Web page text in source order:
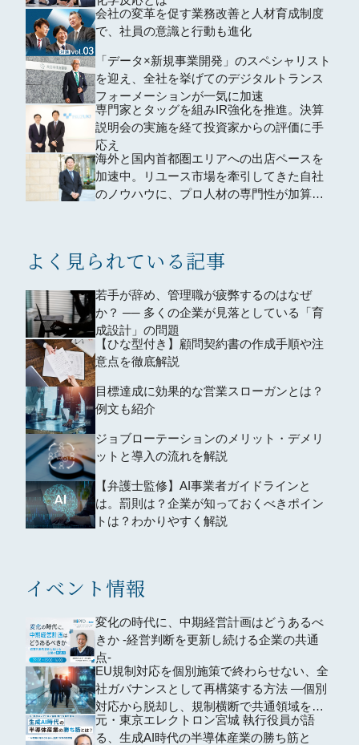
会社の変革を促す業務改善と人材育成制度
で、社員の意識と行動も進化
「データ×新規事業開発」のスペシャリスト
を迎え、全社を挙げてのデジタルトランス
フォーメーションが一気に加速
専門家とタッグを組みIR強化を推進。決算
説明会の実施を経て投資家からの評価に手
応え
海外と国内首都圏エリアへの出店ペースを
加速中。リユース市場を牽引してきた自社
のノウハウに、プロ人材の専門性が加算さ
よく見られている記事
若手が辞め、管理職が疲弊するのはなぜ
か？ ── 多くの企業が見落としている「育
成設計」の問題
【ひな型付き】顧問契約書の作成手順や注
意点を徹底解説
目標達成に効果的な営業スローガンとは？
例文も紹介
ジョブローテーションのメリット・デメリ
ットと導入の流れを解説
【弁護士監修】AI事業者ガイドラインと
は。罰則は？企業が知っておくべきポイン
トは？わかりやすく解説
イベント情報
変化の時代に、中期経営計画はどうあるべ
きか -経営判断を更新し続ける企業の共通
点-
EU規制対応を個別施策で終わらせない、全
社ガバナンスとして再構築する方法 ―個別
対応から脱却し、規制横断で共通領域を再
編するための全社設計―
元・東京エレクトロン宮城 執行役員が語
る、生成AI時代の半導体産業の勝ち筋と